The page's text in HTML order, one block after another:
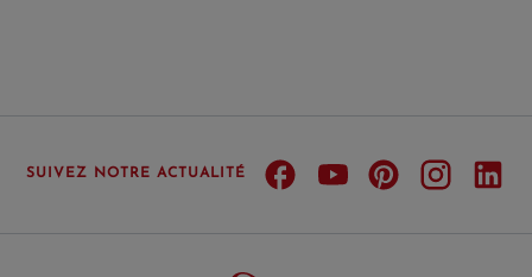
SUIVEZ NOTRE ACTUALITÉ